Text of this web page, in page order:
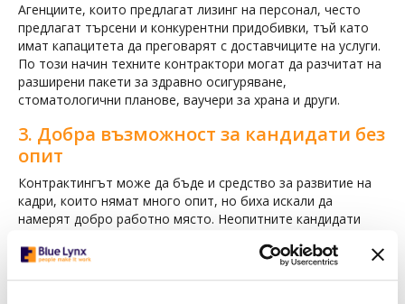
Агенциите, които предлагат лизинг на персонал, често
предлагат търсени и конкурентни придобивки, тъй като
имат капацитета да преговарят с доставчиците на услуги.
По този начин техните контрактори могат да разчитат на
разширени пакети за здравно осигуряване,
стоматологични планове, ваучери за храна и други.
3. Добра възможност за кандидати без
опит
Контрактингът може да бъде и средство за развитие на
кадри, които нямат много опит, но биха искали да
намерят добро работно място. Неопитните кандидати
за постоянна заетост. В много случаи компаниите искат